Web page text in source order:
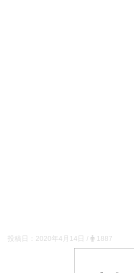
投稿日： 2020年4月14日 / 1887